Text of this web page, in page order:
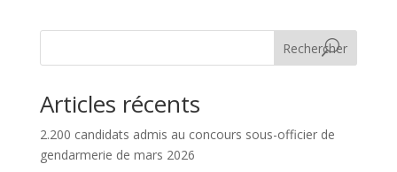
Rechercher
Articles récents
2.200 candidats admis au concours sous-officier de
gendarmerie de mars 2026